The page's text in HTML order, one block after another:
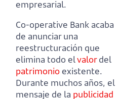
empresarial.
Co-operative Bank acaba
de anunciar una
reestructuración que
elimina todo elvalordel
patrimonioexistente.
Durante muchos años, el
mensaje de la publicidad